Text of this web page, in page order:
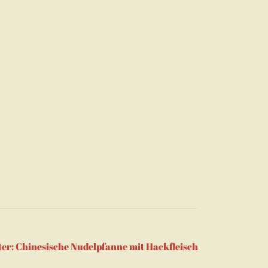
Chinesische Nudelpfanne mit Hackfleisch